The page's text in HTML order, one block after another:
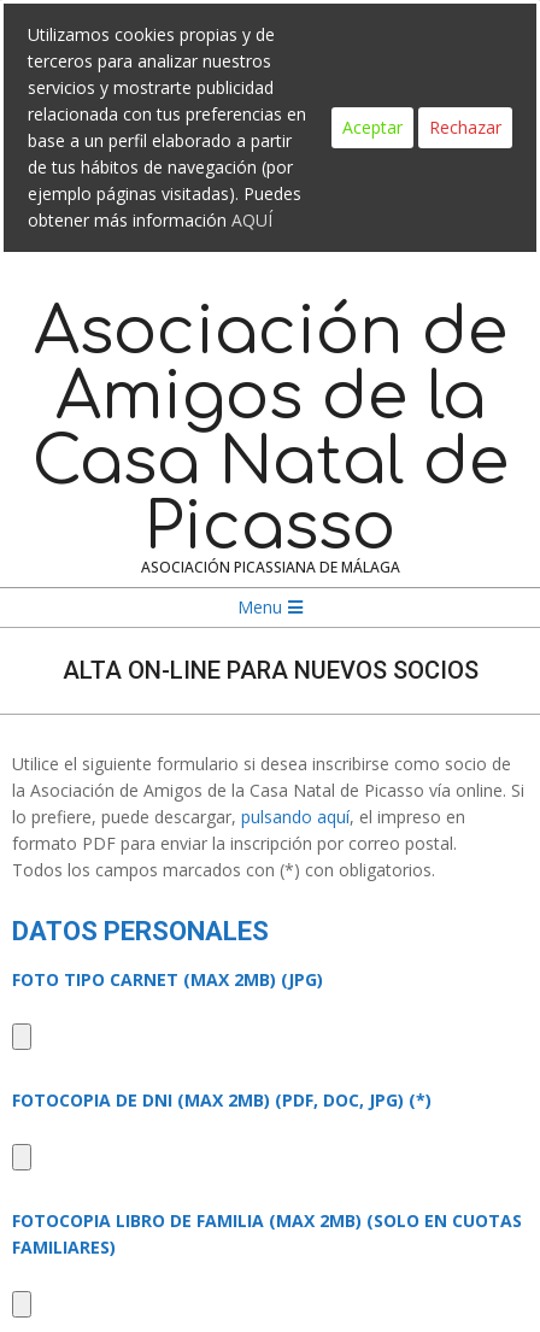
Skip
content
Search
Asociación de
Amigos de la
Casa Natal de
Picasso
ASOCIACIÓN PICASSIANA DE MÁLAGA
Menu
Menu
ALTA ON-LINE PARA NUEVOS SOCIOS
Utilice el siguiente formulario si desea inscribirse como socio de
la Asociación de Amigos de la Casa Natal de Picasso vía online. Si
lo prefiere, puede descargar, pulsando aquí, el impreso en
formato PDF para enviar la inscripción por correo postal.
Todos los campos marcados con (*) con obligatorios.
DATOS PERSONALES
FOTO TIPO CARNET (MAX 2MB) (JPG)
FOTOCOPIA DE DNI (MAX 2MB) (PDF, DOC, JPG) (*)
FOTOCOPIA LIBRO DE FAMILIA (MAX 2MB) (SOLO EN CUOTAS
FAMILIARES)
Utilizamos cookies propias y de
terceros para analizar nuestros
servicios y mostrarte publicidad
relacionada con tus preferencias en
base a un perfil elaborado a partir
de tus hábitos de navegación (por
ejemplo páginas visitadas). Puedes
obtener más información AQUÍ
Aceptar Rechazar